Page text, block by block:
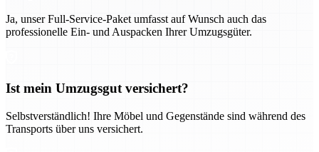
Ja, unser Full-Service-Paket umfasst auf Wunsch auch das
professionelle Ein- und Auspacken Ihrer Umzugsgüter.
Ist mein Umzugsgut versichert?
Selbstverständlich! Ihre Möbel und Gegenstände sind während des
Transports über uns versichert.